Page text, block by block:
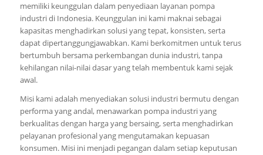
memiliki keunggulan dalam penyediaan layanan pompa
industri di Indonesia. Keunggulan ini kami maknai sebagai
kapasitas menghadirkan solusi yang tepat, konsisten, serta
dapat dipertanggungjawabkan. Kami berkomitmen untuk terus
bertumbuh bersama perkembangan dunia industri, tanpa
kehilangan nilai-nilai dasar yang telah membentuk kami sejak
awal.
Misi kami adalah menyediakan solusi industri bermutu dengan
performa yang andal, menawarkan pompa industri yang
berkualitas dengan harga yang bersaing, serta menghadirkan
pelayanan profesional yang mengutamakan kepuasan
konsumen. Misi ini menjadi pegangan dalam setiap keputusan